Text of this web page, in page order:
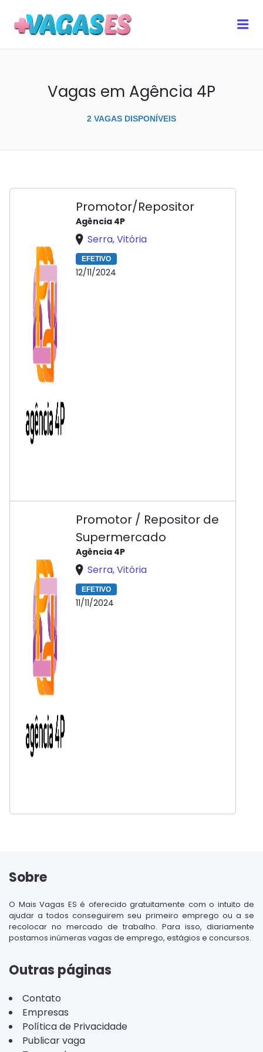
Vagas em Agência 4P
2 VAGAS DISPONÍVEIS
Promotor/Repositor
Agência 4P
Serra, Vitória
EFETIVO
12/11/2024
Promotor / Repositor de
Supermercado
Agência 4P
Serra, Vitória
EFETIVO
11/11/2024
Sobre
O Mais Vagas ES é oferecido gratuitamente com o intuito de
ajudar a todos conseguirem seu primeiro emprego ou a se
recolocar no mercado de trabalho. Para isso, diariamente
postamos inúmeras vagas de emprego, estágios e concursos.
Outras páginas
Contato
Empresas
Política de Privacidade
Publicar vaga